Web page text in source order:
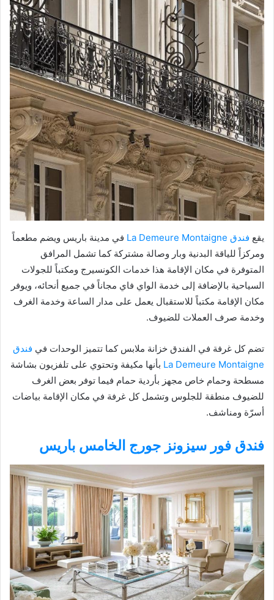
يقع فندق La Demeure Montaigne
في مدينة باريس ويضم مطعماً
ومركزاً للياقة البدنية وبار وصالة مشتركة كما تشمل المرافق
المتوفرة في مكان الإقامة هذا خدمات الكونسيرج ومكتباً للجولات
السياحية بالإضافة إلى خدمة الواي فاي مجاناً في جميع أنحائه، ويوفر
مكان الإقامة مكتباً للاستقبال يعمل على مدار الساعة وخدمة الغرف
وخدمة صرف العملات للضيوف.
تضم كل غرفة في الفندق خزانة ملابس كما تتميز الوحدات في فندق
La Demeure Montaigne بأنها مكيفة وتحتوي على تلفزيون بشاشة
مسطحة وحمام خاص مجهز بأردية حمام فيما توفر بعض الغرف
للضيوف منطقة للجلوس وتشمل كل غرفة في مكان الإقامة بياضات
أسرّة ومناشف.
فندق فور سيزونز جورج الخامس باريس